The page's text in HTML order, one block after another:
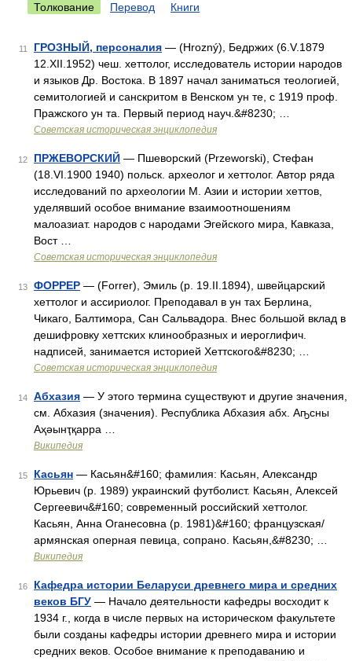
Толкование Перевод Книги
11 ГРОЗНЫЙ, персоналия — (Hrozný), Бедржих (6.V.1879
12.XII.1952) чеш. хеттолог, исследователь истории народов
и языков Др. Востока. В 1897 начал заниматься теологией,
семитологией и санскритом в Венском ун те, с 1919 проф.
Пражского ун та. Первый период науч.&#8230; …
Советская историческая энциклопедия
12 ПРЖЕВОРСКИЙ — Пшеворский (Przeworski), Стефан
(18.VI.1900 1940) польск. археолог и хеттолог. Автор ряда
исследований по археологии М. Азии и истории хеттов,
уделявший особое внимание взаимоотношениям
малоазиат. народов с народами Эгейского мира, Кавказа,
Вост …
Советская историческая энциклопедия
13 ФОРРЕР — (Forrer), Эмиль (р. 19.II.1894), швейцарский
хеттолог и ассириолог. Преподавал в ун тах Берлина,
Чикаго, Балтимора, Сан Сальвадора. Внес большой вклад в
дешифровку хеттских клинообразных и иероглифич.
надписей, занимается историей Хеттского&#8230; …
Советская историческая энциклопедия
14 Абхазия — У этого термина существуют и другие значения,
см. Абхазия (значения). Республика Абхазия абх. Аҧсны
Аҳәынҭқарра …
Википедия
15 Касьян — Касьян&#160; фамилия: Касьян, Александр
Юрьевич (р. 1989) украинский футболист. Касьян, Алексей
Сергеевич&#160; современный российский хеттолог.
Касьян, Анна Оганесовна (р. 1981)&#160; французская/
армянская оперная певица, сопрано. Касьян,&#8230; …
Википедия
16
Кафедра истории Беларуси древнего мира и средних
веков БГУ — Начало деятельности кафедры восходит к
1934 г., когда в числе первых на историческом факультете
были созданы кафедры истории древнего мира и истории
средних веков. Особое внимание к преподаванию и